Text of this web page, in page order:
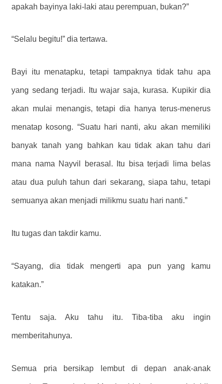
apakah bayinya laki-laki atau perempuan, bukan?”
“Selalu begitu!” dia tertawa.
Bayi itu menatapku, tetapi tampaknya tidak tahu apa
yang sedang terjadi. Itu wajar saja, kurasa. Kupikir dia
akan mulai menangis, tetapi dia hanya terus-menerus
menatap kosong. “Suatu hari nanti, aku akan memiliki
banyak tanah yang bahkan kau tidak akan tahu dari
mana nama Nayvil berasal. Itu bisa terjadi lima belas
atau dua puluh tahun dari sekarang, siapa tahu, tetapi
semuanya akan menjadi milikmu suatu hari nanti.”
Itu tugas dan takdir kamu.
“Sayang, dia tidak mengerti apa pun yang kamu
katakan.”
Tentu saja. Aku tahu itu. Tiba-tiba aku ingin
memberitahunya.
Semua pria bersikap lembut di depan anak-anak